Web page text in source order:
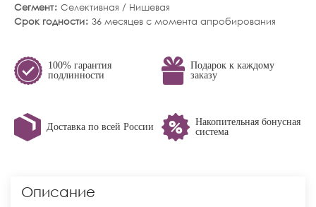
Сегмент Селективная / Нишевая
Срок годности 36 месяцев с момента апробирования
100% гарантия
подлинности
Подарок к каждому
заказу
Доставка по всей России
Накопительная бонусная
система
Описание